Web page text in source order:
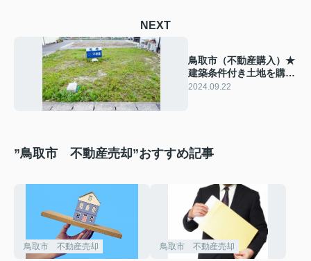
NEXT
鳥取市（不動産購入）★
建築条件付き土地を購入
するメリットとデメリッ
2024.09.22
”鳥取市 不動産売却”おすすめ記事
鳥取市 不動産売却 鳥取市 不動産売却